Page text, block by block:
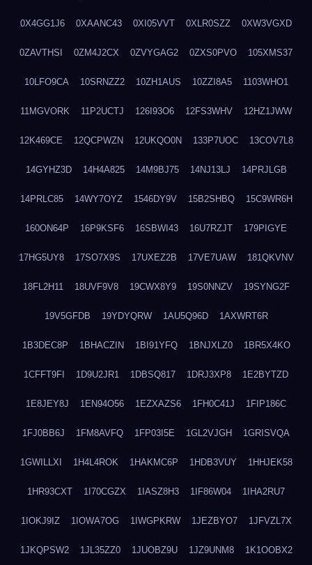
0X4GG1J6 0XAANC43 0XI05VVT 0XLR0SZZ 0XW3VGXD
0ZAVTHSI 0ZM4J2CX 0ZVYGAG2 0ZXS0PVO 105XMS37
10LFO9CA 10SRNZZ2 10ZH1AUS 10ZZI8A5 1103WHO1
11MGVORK 11P2UCTJ 126I93O6 12FS3WHV 12HZ1JWW
12K469CE 12QCPWZN 12UKQO0N 133P7UOC 13COV7L8
14GYHZ3D 14H4A825 14M9BJ75 14NJ13LJ 14PRJLGB
14PRLC85 14WY7OYZ 1546DY9V 15B2SHBQ 15C9WR6H
160ON64P 16P9KSF6 16SBWI43 16U7RZJT 179PIGYE
17HG5UY8 17SO7X9S 17UXEZ2B 17VE7UAW 181QKVNV
18FL2H11 18UVF9V8 19CWX8Y9 19S0NNZV 19SYNG2F
19V5GFDB 19YDYQRW 1AU5Q96D 1AXWRT6R
1B3DEC8P 1BHACZIN 1BI91YFQ 1BNJXLZ0 1BR5X4KO
1CFFT9FI 1D9U2JR1 1DBSQ817 1DRJ3XP8 1E2BYTZD
1E8JEY8J 1EN94O56 1EZXAZS6 1FH0C41J 1FIP186C
1FJ0BB6J 1FM8AVFQ 1FP03I5E 1GL2VJGH 1GRISVQA
1GWILLXI 1H4L4ROK 1HAKMC6P 1HDB3VUY 1HHJEK58
1HR93CXT 1I70CGZX 1IASZ8H3 1IF86W04 1IHA2RU7
1IOKJ9IZ 1IOWA7OG 1IWGPKRW 1JEZBYO7 1JFVZL7X
1JKQPSW2 1JL35ZZ0 1JUOBZ9U 1JZ9UNM8 1K1OOBX2